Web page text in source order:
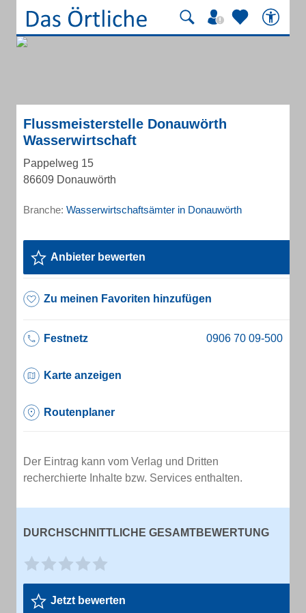
Flussmeisterstelle Donauwörth
Wasserwirtschaft
Pappelweg 15
86609 Donauwörth
Branche: Wasserwirtschaftsämter in Donauwörth
Anbieter bewerten
Zu meinen Favoriten hinzufügen
Festnetz
Karte anzeigen
Routenplaner
Der Eintrag kann vom Verlag und Dritten
recherchierte Inhalte bzw. Services enthalten.
DURCHSCHNITTLICHE GESAMTBEWERTUNG
Jetzt bewerten